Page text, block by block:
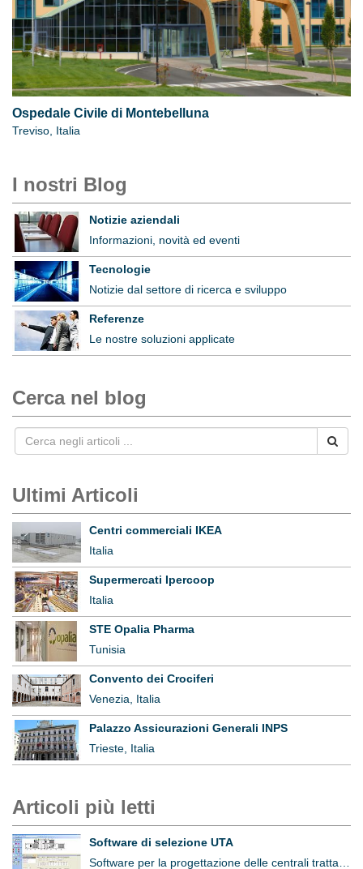
Ospedale Civile di Montebelluna
Treviso, Italia
I nostri Blog
Notizie aziendali
Informazioni, novità ed eventi
Tecnologie
Notizie dal settore di ricerca e sviluppo
Referenze
Le nostre soluzioni applicate
Cerca nel blog
Ultimi Articoli
Centri commerciali IKEA
Italia
Supermercati Ipercoop
Italia
STE Opalia Pharma
Tunisia
Convento dei Crociferi
Venezia, Italia
Palazzo Assicurazioni Generali INPS
Trieste, Italia
Articoli più letti
Software di selezione UTA